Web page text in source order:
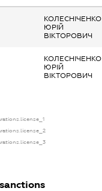
КОЛЕСНІЧЕНКО
ЮРІЙ
ВІКТОРОВИЧ
КОЛЕСНІЧЕНКО
ЮРІЙ
ВІКТОРОВИЧ